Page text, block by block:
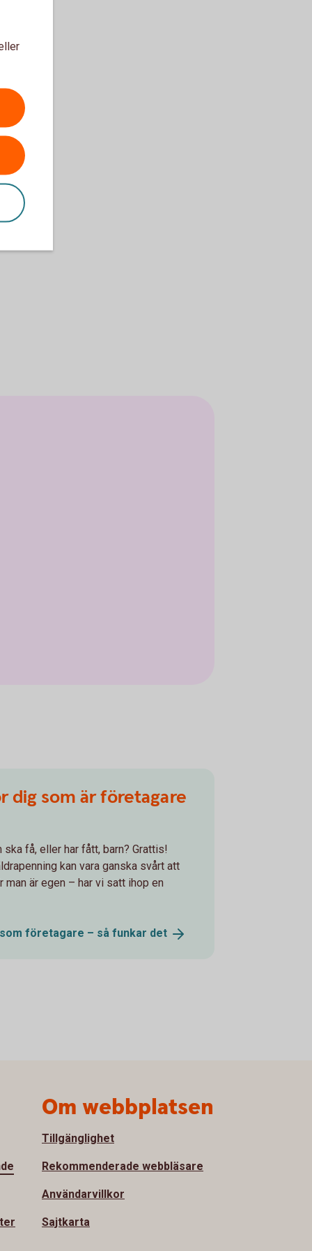
dig som är företagare
få, eller har fått, barn? Grattis!
kan vara ganska svårt att
är egen – har vi satt ihop en
företagare – så funkar det
Om webbplatsen
Tillgänglighet
Rekommenderade webbläsare
Användarvillkor
Sajtkarta